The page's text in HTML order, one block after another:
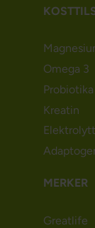
Omega 3
Kreatin
MERKER
Greatlife